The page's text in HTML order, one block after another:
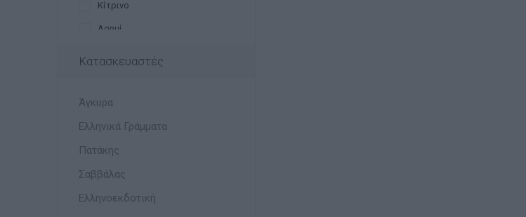
Κίτρινο
Ασημί
Διάφανο
Κατασκευαστές
Άγκυρα
Ελληνικά Γράμματα
Πατάκης
Σαββάλας
Ελληνοεκδοτική